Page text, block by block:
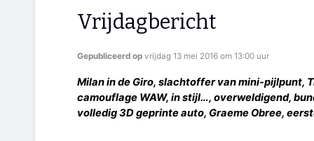
Vrijdagbericht
Gepubliceerd op vrijdag 13 mei 2016 om 13:00 uur
Milan in de Giro, slachtoffer van mini-pijlpunt,
camouflage WAW, in stijl…, overweldigend,
volledig 3D geprinte auto, Graeme Obree,